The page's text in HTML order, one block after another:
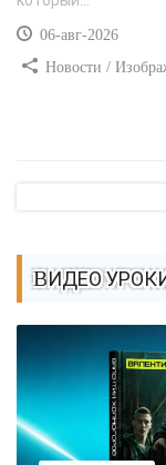
06-авг-2026
Новости /
ВИДЕО